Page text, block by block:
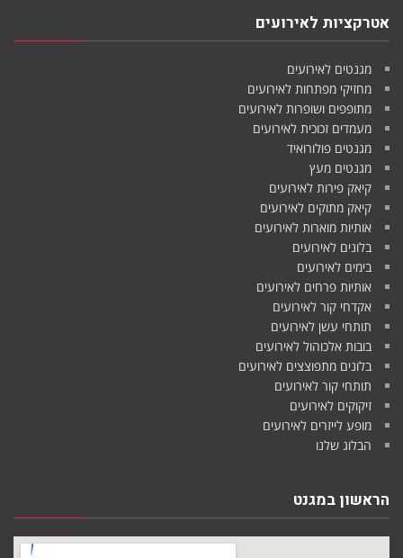
אטרקציות לאירועים
מגנטים לאירועים
מחזיקי מפתחות לאירועים
מתופפים ושופרות לאירועים
מעמדים זכוכית לאירועים
מגנטים פולורואיד
מגנטים מעץ
קיאק פירות לאירועים
קיאק מתוקים לאירועים
אותיות מוארות לאירועים
בלונים לאירועים
בימים לאירועים
אותיות פרחים לאירועים
אקדחי קור לאירועים
תותחי עשן לאירועים
בובות אלכוהול לאירועים
בלונים מתפוצצים לאירועים
תותחי קור לאירועים
זיקוקים לאירועים
מופע לייזרים לאירועים
הבלוג שלנו
הראשון במגנט